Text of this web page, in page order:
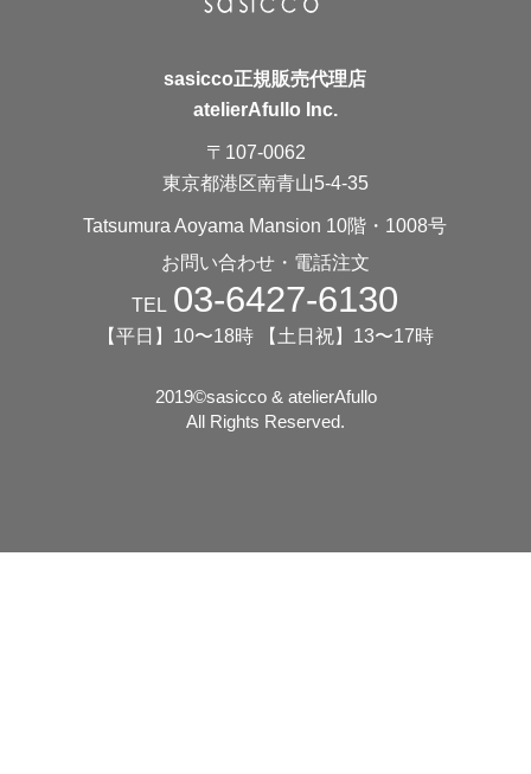
sasicco正規販売代理店
atelierAfullo Inc.
〒107-0062
東京都港区南青山5-4-35
Tatsumura Aoyama Mansion 10階・1008号
お問い合わせ・電話注文
TEL 03-6427-6130
【平日】10〜18時 【土日祝】13〜17時
2019©️sasicco & atelierAfullo
All Rights Reserved.